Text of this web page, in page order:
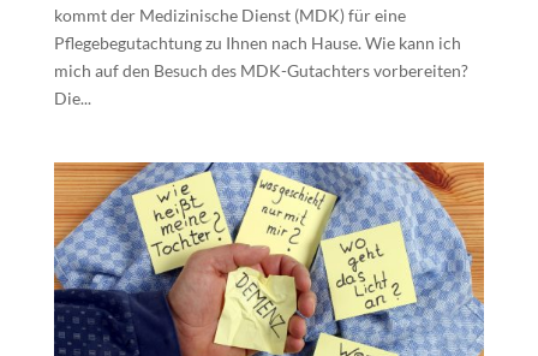
kommt der Medizinische Dienst (MDK) für eine
Pflegebegutachtung zu Ihnen nach Hause. Wie kann ich
mich auf den Besuch des MDK-Gutachters vorbereiten?
Die...